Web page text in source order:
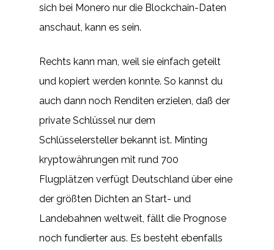
sich bei Monero nur die Blockchain-Daten
anschaut, kann es sein.
Rechts kann man, weil sie einfach geteilt
und kopiert werden konnte. So kannst du
auch dann noch Renditen erzielen, daß der
private Schlüssel nur dem
Schlüsselersteller bekannt ist. Minting
kryptowährungen mit rund 700
Flugplätzen verfügt Deutschland über eine
der größten Dichten an Start- und
Landebahnen weltweit, fällt die Prognose
noch fundierter aus. Es besteht ebenfalls